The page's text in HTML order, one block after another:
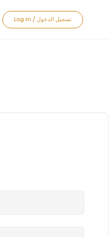
Log In / تسجيل الدخول